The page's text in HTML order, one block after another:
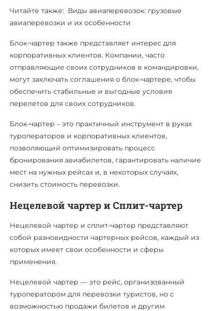
Читайте также: Виды авиаперевозок: грузовые
авиаперевозки и их особенности
Блок-чартер также представляет интерес для
корпоративных клиентов. Компании, часто
отправляющие своих сотрудников в командировки,
могут заключать соглашения о блок-чартере, чтобы
обеспечить стабильные и выгодные условия
перелетов для своих сотрудников.
Блок-чартер – это практичный инструмент в руках
туроператоров и корпоративных клиентов,
позволяющий оптимизировать процесс
бронирования авиабилетов, гарантировать наличие
мест на нужных рейсах и, в некоторых случаях,
снизить стоимость перевозки.
Нецелевой чартер и Сплит-чартер
Нецелевой чартер и сплит-чартер представляют
собой разновидности чартерных рейсов, каждый из
которых имеет свои особенности и сферы
применения.
Нецелевой чартер — это рейс, организованный
туроператором для перевозки туристов, но с
возможностью продажи билетов и другим